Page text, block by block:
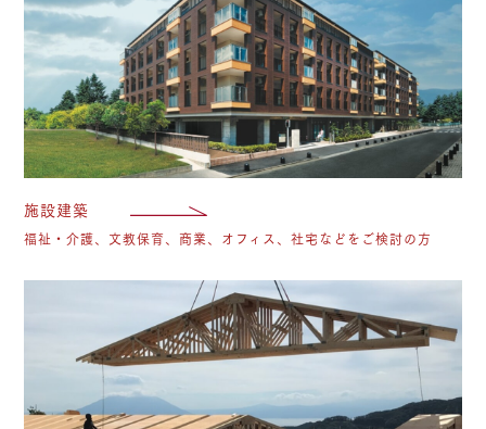
施設建築
福祉・介護、文教保育、商業、オフィス、社宅などをご検討の方